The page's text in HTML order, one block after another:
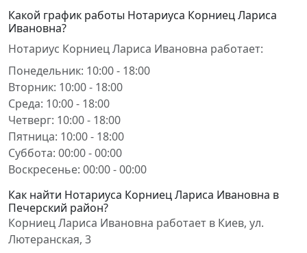
Какой график работы Нотариуса Корниец Лариса
Ивановна?
Нотариус Корниец Лариса Ивановна работает:
Понедельник: 10:00 - 18:00
Вторник: 10:00 - 18:00
Среда: 10:00 - 18:00
Четверг: 10:00 - 18:00
Пятница: 10:00 - 18:00
Суббота: 00:00 - 00:00
Воскресенье: 00:00 - 00:00
Как найти Нотариуса Корниец Лариса Ивановна в
Печерский район?
Корниец Лариса Ивановна работает в Киев, ул.
Лютеранская, 3